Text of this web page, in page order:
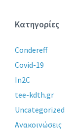
Κατηγορίες
Condereff
Covid-19
In2C
tee-kdth.gr
Uncategorized
Ανακοινώσεις